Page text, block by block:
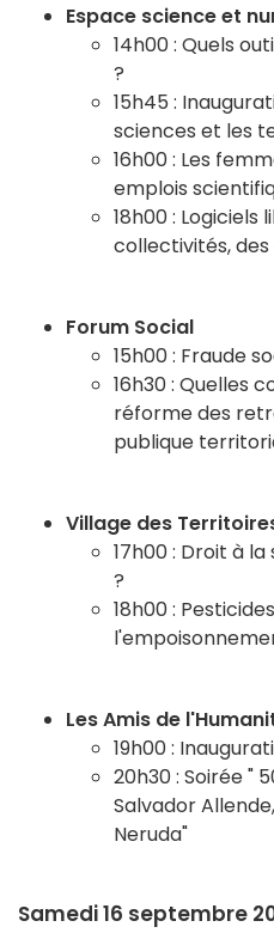
Espace science et
14h00 : Quels
?
15h45 :
sciences et les
16h00 : Les
emplois
18h00 : Logiciels
collectivités,
Forum Social
15h00 : Fraude
16h30 : Quelles
réforme des
publique
Village des
17h00 : Droit à
?
18h00 :
Les Amis de
19h00 :
20h30 : Soirée "
Salvador
Neruda"
Samedi 16 septembre